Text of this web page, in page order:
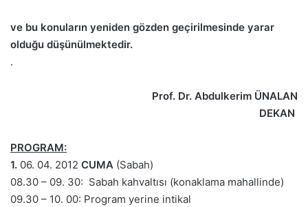
ve bu konuların yeniden gözden geçirilmesinde yarar
olduğu düşünülmektedir.
.
Prof. Dr. Abdulkerim ÜNALAN
DEKAN
PROGRAM:
1. 06. 04. 2012 CUMA (Sabah)
08.30 – 09. 30: Sabah kahvaltısı (konaklama mahallinde)
09.30 – 10. 00: Program yerine intikal